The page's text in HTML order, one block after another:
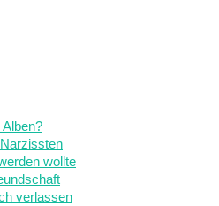
wollte
verlassen